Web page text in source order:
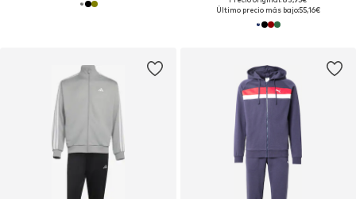
Último precio más bajo:55,16€